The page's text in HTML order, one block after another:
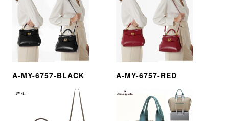
A-MY-6757-BLACK A-MY-6757-RED